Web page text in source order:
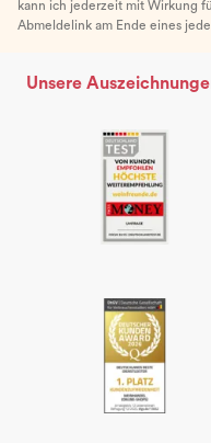
kann ich jederzeit mit Wirkung
Abmeldelink am Ende eines
Unsere